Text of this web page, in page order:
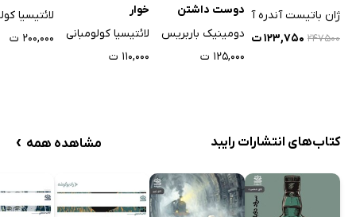
ژان باتیست آندره آ
۲۴۷۵۰۰ ۱۲۳,۷۵۰ ت
دوست داشتن
دومینیک باربریس
۱۲۵,۰۰۰ ت
خوار
لائتیسیا کولومبانی
۱۱۰,۰۰۰ ت
لائتیسیا
۲۰۰,۰۰۰ ت
کتاب‌های انتشارات رایبد مشاهده همه ›